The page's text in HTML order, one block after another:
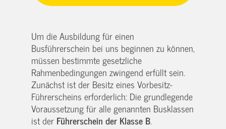
Um die Ausbildung für einen
Busführerschein bei uns beginnen zu können,
müssen bestimmte gesetzliche
Rahmenbedingungen zwingend erfüllt sein.
Zunächst ist der Besitz eines Vorbesitz-
Führerscheins erforderlich: Die grundlegende
Voraussetzung für alle genannten Busklassen
ist der Führerschein der Klasse B.